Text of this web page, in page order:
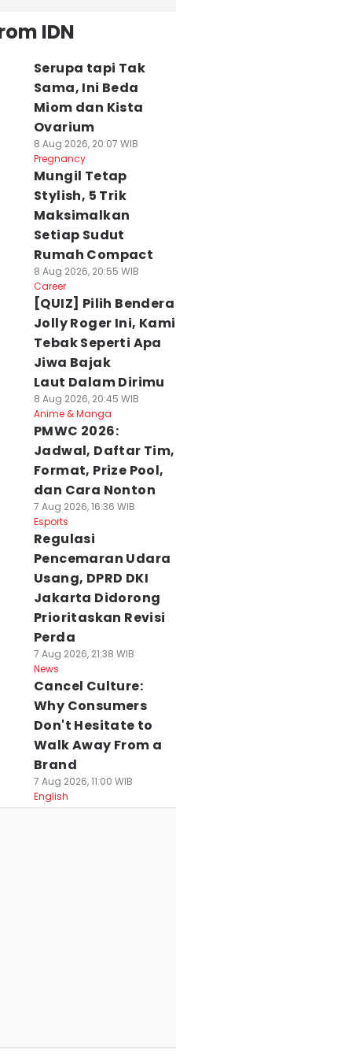
IDN
Serupa tapi Tak
Sama, Ini Beda
Miom dan Kista
Ovarium
8 Aug 2026, 20:07 WIB
Pregnancy
Mungil Tetap
Stylish, 5 Trik
Maksimalkan
Setiap Sudut
Rumah Compact
8 Aug 2026, 20:55 WIB
Career
[QUIZ] Pilih Bendera
Jolly Roger Ini, Kami
Tebak Seperti Apa
Jiwa Bajak
Laut Dalam Dirimu
8 Aug 2026, 20:45 WIB
Anime & Manga
PMWC 2026:
Jadwal, Daftar Tim,
Format, Prize Pool,
dan Cara Nonton
7 Aug 2026, 16:36 WIB
Esports
Regulasi
Pencemaran Udara
Usang, DPRD DKI
Jakarta Didorong
Prioritaskan Revisi
Perda
7 Aug 2026, 21:38 WIB
News
Cancel Culture:
Why Consumers
Don't Hesitate to
Walk Away From a
Brand
7 Aug 2026, 11:00 WIB
English